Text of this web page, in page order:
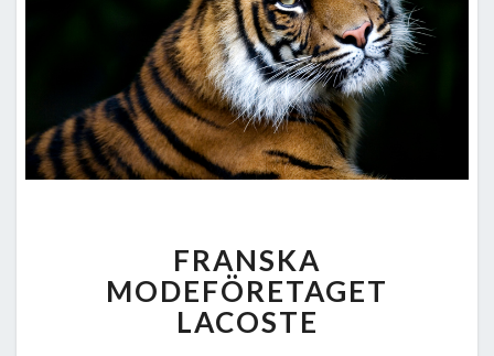
MODEFÖRETAGET
LACOSTE
FRANSKA
MODEFÖRETAGET
LACOSTE